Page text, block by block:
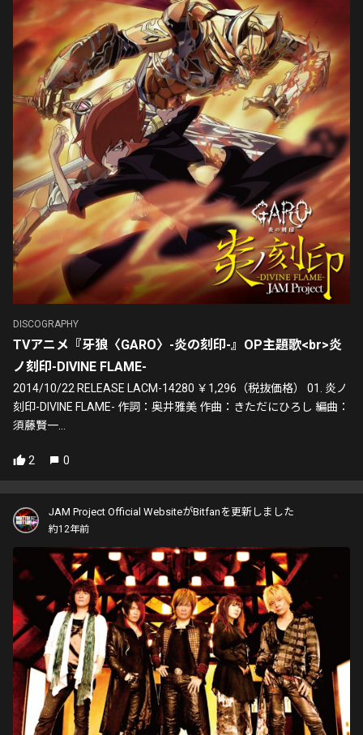
DISCOGRAPHY
TVアニメ『牙狼〈GARO〉-炎の刻印-』OP主題歌<br>炎
ノ刻印-DIVINE FLAME-
2014/10/22 RELEASE LACM-14280 ￥1,296（税抜価格） 01. 炎ノ
刻印-DIVINE FLAME- 作詞：奥井雅美 作曲：きただにひろし 編曲：
須藤賢一...
2 0
JAM Project Official WebsiteがBitfanを更新しました
約12年前